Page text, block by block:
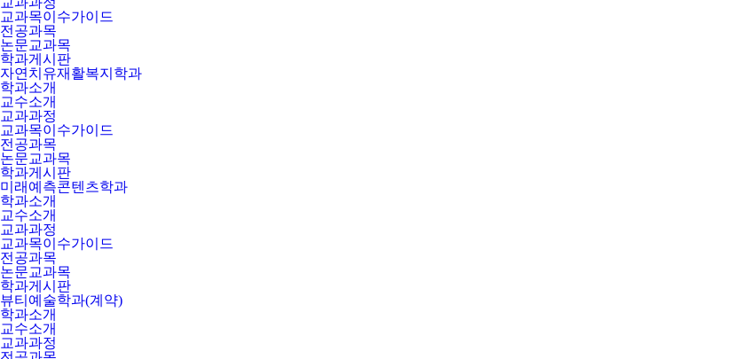
교과목이수가이드
전공과목
논문교과목
학과게시판
자연치유재활복지학과
학과소개
교수소개
교과과정
교과목이수가이드
전공과목
논문교과목
학과게시판
미래예측콘텐츠학과
학과소개
교수소개
교과과정
교과목이수가이드
전공과목
논문교과목
학과게시판
뷰티예술학과(계약)
학과소개
교수소개
교과과정